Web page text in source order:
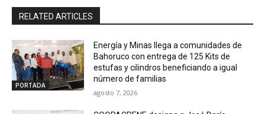
RELATED ARTICLES
PORTADA
Energía y Minas llega a comunidades de
Bahoruco con entrega de 125 Kits de
estufas y cilindros beneficiando a igual
número de familias
agosto 7, 2026